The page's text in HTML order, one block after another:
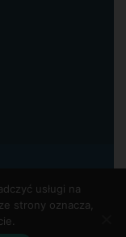
usługi na
strony oznacza,